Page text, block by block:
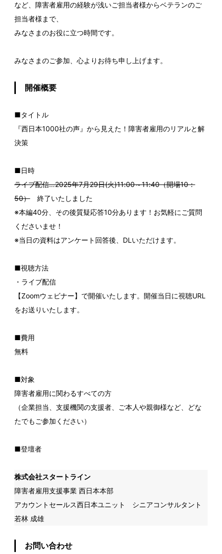
など、障害者雇用の経験が浅いご担当者様からベテランのご
担当者様まで、
みなさまのお役に立つ時間です。
みなさまのご参加、心よりお待ち申し上げます。
開催概要
■タイトル
『西日本1000社の声』から見えた！障害者雇用のリアルと解
決策
■日時
ライブ配信…2025年7月29日(火)11:00～11:40（開場10：
50）終了いたしました
※本編40分、その後質疑応答10分あります！お気軽にご質問
くださいませ！
※当日の資料はアンケート回答後、DLいただけます。
■視聴方法
・ライブ配信
【Zoomウェビナー】で開催いたします。開催当日に視聴URL
をお送りいたします。
■費用
無料
■対象
障害者雇用に関わるすべての方
（企業担当、支援機関の支援者、ご本人や親御様など、どな
たでもご参加ください）
■登壇者
株式会社スタートライン
障害者雇用支援事業 西日本本部
アカウントセールス西日本ユニット シニアコンサルタント
若林 成雄
お問い合わせ